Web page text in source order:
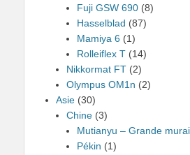
Fuji GSW 690 (8)
Hasselblad (87)
Mamiya 6 (1)
Rolleiflex T (14)
Nikkormat FT (2)
Olympus OM1n (2)
Asie (30)
Chine (3)
Mutianyu – Grande
Pékin (1)